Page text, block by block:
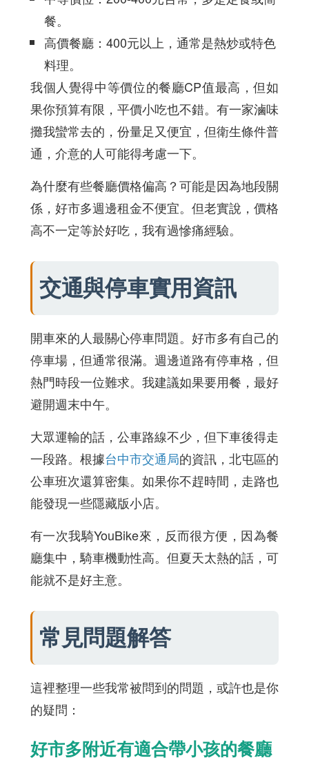
餐。
高價餐廳：400元以上，通常是熱炒或特色
料理。
我個人覺得中等價位的餐廳CP值最高，但如
果你預算有限，平價小吃也不錯。有一家滷味
攤我蠻常去的，份量足又便宜，但衛生條件普
通，介意的人可能得考慮一下。
為什麼有些餐廳價格偏高？可能是因為地段關
係，好市多週邊租金不便宜。但老實說，價格
高不一定等於好吃，我有過慘痛經驗。
交通與停車實用資訊
開車來的人最關心停車問題。好市多有自己的
停車場，但通常很滿。週邊道路有停車格，但
熱門時段一位難求。我建議如果要用餐，最好
避開週末中午。
大眾運輸的話，公車路線不少，但下車後得走
一段路。根據台中市交通局的資訊，北屯區的
公車班次還算密集。如果你不趕時間，走路也
能發現一些隱藏版小店。
有一次我騎YouBike來，反而很方便，因為餐
廳集中，騎車機動性高。但夏天太熱的話，可
能就不是好主意。
常見問題解答
這裡整理一些我常被問到的問題，或許也是你
的疑問：
好市多附近有適合帶小孩的餐廳